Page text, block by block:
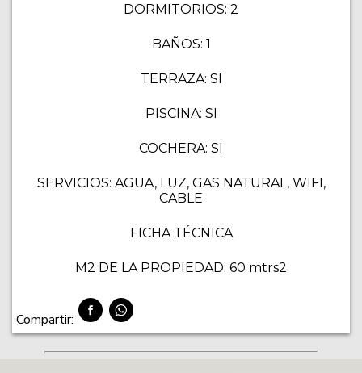
DORMITORIOS: 2
BAÑOS: 1
TERRAZA: SI
PISCINA: SI
COCHERA: SI
SERVICIOS: AGUA, LUZ, GAS NATURAL, WIFI,
CABLE
FICHA TÉCNICA
M2 DE LA PROPIEDAD: 60 mtrs2
Compartir: